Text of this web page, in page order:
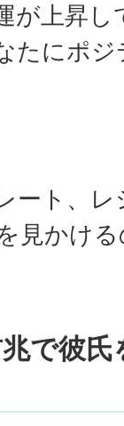
が上昇
たにポ
ート、
見かけ
で彼